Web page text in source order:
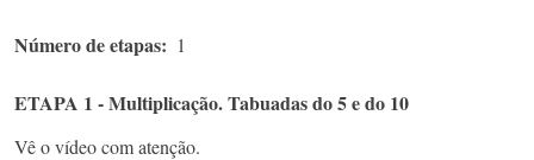
Número de etapas 1
ETAPA 1 - Multiplicação. Tabuadas do 5 e do 10
Vê o vídeo com atenção.